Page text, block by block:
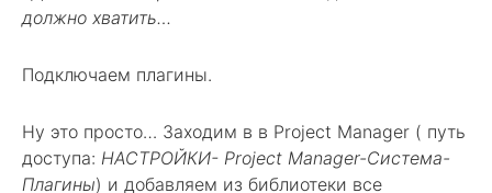
должно хватить…
Подключаем плагины.
Ну это просто… Заходим в в Project Manager ( путь
доступа: НАСТРОЙКИ- Project Manager-Система-
Плагины) и добавляем из библиотеки все